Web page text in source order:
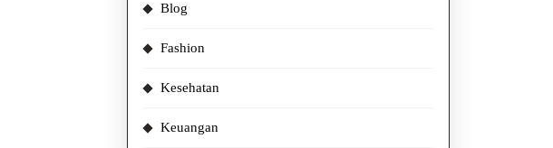
Blog
Fashion
Kesehatan
Keuangan